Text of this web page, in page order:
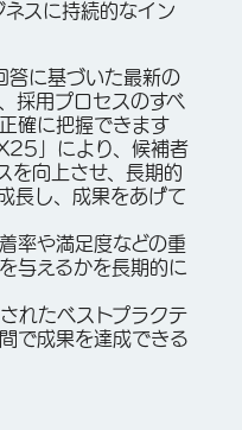
ネスに持続的なイン
答に基づいた最新の
採用プロセスのすべ
確に把握できます
」により、候補者
を向上させ、長期的
長し、成果をあげて
率や満足度などの重
与えるかを長期的に
れたベストプラクテ
で成果を達成できる